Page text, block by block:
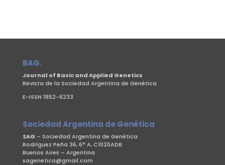
BAG.
Journal of Basic and Applied Genetics
Revista de la Sociedad Argentina de Genética
E-ISSN 1852-6233
Sociedad Argentina de Genética
SAG – Sociedad Argentina de Genética
Rodríguez Peña 36, 6° A, C1020ADB
Buenos Aires – Argentina
sagenetica@gmail.com